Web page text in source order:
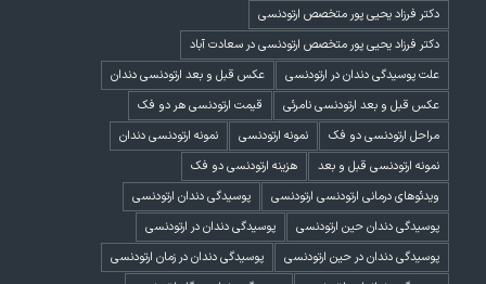
دکتر فرزاد یحیی پور متخصص ارتودنسی
دکتر فرزاد یحیی پور متخصص ارتودنسی در سعادت آباد
علت پوسیدگی دندان در ارتودنسی
عکس قبل و بعد ارتودنسی دندان
عکس قبل و بعد ارتودنسی نامرئی
قیمت ارتودنسی هر دو فک
مراحل ارتودنسی دو فک
نمونه ارتودنسی
نمونه ارتودنسی دندان
نمونه ارتودنسی قبل و بعد
هزینه ارتودنسی دو فک
ویدئوهای درمانی ارتودنسی ارتودنسی
پوسیدگی دندان ارتودنسی
پوسیدگی دندان حین ارتودنسی
پوسیدگی دندان در ارتودنسی
پوسیدگی دندان در حین ارتودنسی
پوسیدگی دندان در زمان ارتودنسی